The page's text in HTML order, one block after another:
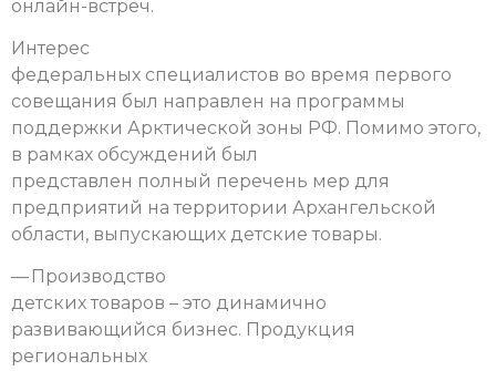
онлайн-встреч.
Интерес
федеральных специалистов во время первого
совещания был направлен на программы
поддержки Арктической зоны РФ. Помимо этого,
в рамках обсуждений был
представлен полный перечень мер для
предприятий на территории Архангельской
области, выпускающих детские товары.
— Производство
детских товаров – это динамично
развивающийся бизнес. Продукция
региональных